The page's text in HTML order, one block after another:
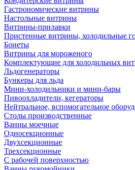
Гастрономические витрины
Настольные витрины
Витрины-прилавки
Пристенные витрины, холодильные
Бонеты
Витрины для мороженого
Комплектующие для холодильных
Льдогенераторы
Бункеры для льда
Мини-холодильники и мини-бары
Пивоохладители, кегераторы
Нейтральное, вспомогательное
Столы производственные
Ванны моечные
Односекционные
Двухсекционные
Трехсекционные
С рабочей поверхностью